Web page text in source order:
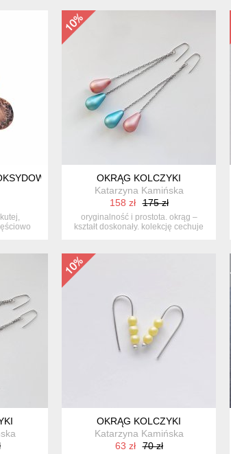
MIEDZI I JASPISU CESARSKIEGO /4/
OKRĄG KOLCZYKI
Katarzyna Kamińska
158 zł
175 zł
oryginalność i prostota. okrąg –
kształt doskonały. kolekcję cechuje
OKRĄG KOLCZYKI
Katarzyna Kamińska
63 zł
70 zł